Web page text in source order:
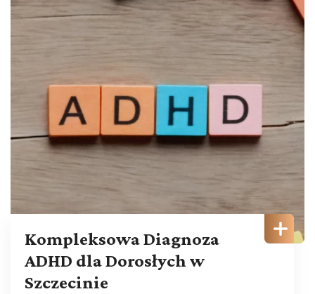
Kompleksowa Diagnoza
ADHD dla Dorosłych w
Szczecinie